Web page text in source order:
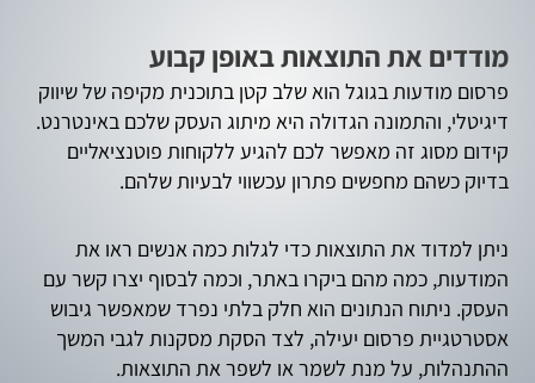
מודדים את התוצאות באופן קבוע
פרסום מודעות בגוגל הוא שלב קטן בתוכנית מקיפה של שיווק
דיגיטלי, והתמונה הגדולה היא מיתוג העסק שלכם באינטרנט.
קידום מסוג זה מאפשר לכם להגיע ללקוחות פוטנציאליים
בדיוק כשהם מחפשים פתרון עכשווי לבעיות שלהם.
ניתן למדוד את התוצאות כדי לגלות כמה אנשים ראו את
המודעות, כמה מהם ביקרו באתר, וכמה לבסוף יצרו קשר עם
העסק. ניתוח הנתונים הוא חלק בלתי נפרד שמאפשר גיבוש
אסטרטגיית פרסום יעילה, לצד הסקת מסקנות לגבי המשך
ההתנהלות, על מנת לשמר או לשפר את התוצאות.